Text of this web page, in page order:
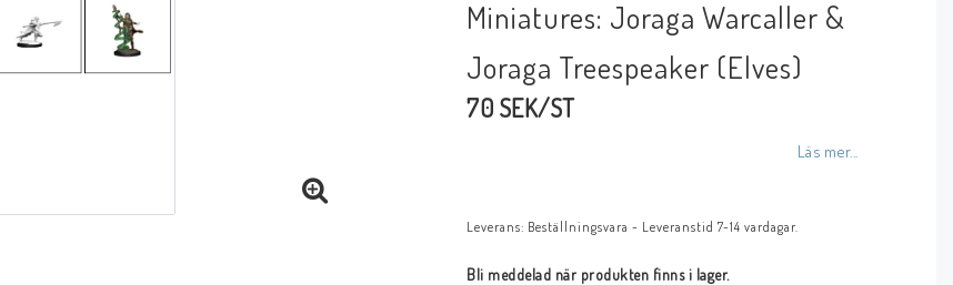
Miniatures: Joraga Warcaller &
Joraga Treespeaker (Elves)
70 SEK/ST
Läs mer...
Leverans: Beställningsvara - Leveranstid 7-14 vardagar.
Bli meddelad när produkten finns i lager.